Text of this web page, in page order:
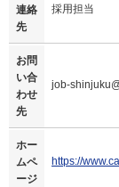
連絡
先
採用担当
お問
い合
わせ
先
job-
ホー
ムペ
ージ
https://